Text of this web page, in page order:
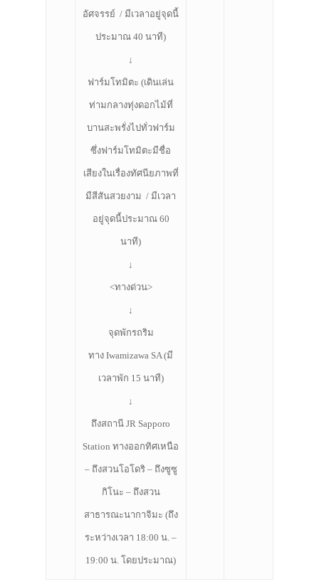
อัศจรรย์ / มีเวลาอยู่จุดนี้
ประมาณ 40 นาที)
↓
ฟาร์มโทมิตะ (เดินเล่น
ท่ามกลางทุ่งดอกไม้ที่
บานสะพรั่งไปทั่วฟาร์ม
ซึ่งฟาร์มโทมิตะมีชื่อ
เสียงในเรื่องทัศนียภาพที่
มีสีสันสวยงาม / มีเวลา
อยู่จุดนี้ประมาณ 60
นาที)
↓
<ทางด่วน>
↓
จุดพักรถริม
ทาง Iwamizawa SA (มี
เวลาพัก 15 นาที)
↓
ถึงสถานี JR Sapporo
Station ทางออกทิศเหนือ
– ถึงสวนโอโดริ – ถึงซูซู
กิโนะ – ถึงสวน
สาธารณะนากาจิมะ (ถึง
ระหว่างเวลา 18:00 น. –
19:00 น. โดยประมาณ)